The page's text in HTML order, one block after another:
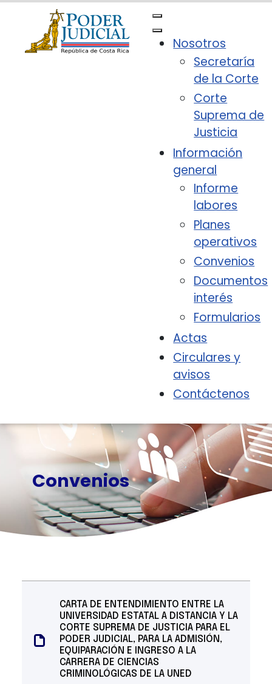
Nosotros
Secretaría
de la Corte
Corte
Suprema de
Justicia
Información
general
Informe
labores
Planes
operativos
Convenios
Documentos
interés
Formularios
Actas
Circulares y
avisos
Contáctenos
Convenios
CARTA DE ENTENDIMIENTO ENTRE LA
UNIVERSIDAD ESTATAL A DISTANCIA Y LA
CORTE SUPREMA DE JUSTICIA PARA EL
PODER JUDICIAL, PARA LA ADMISIÓN,
EQUIPARACIÓN E INGRESO A LA
CARRERA DE CIENCIAS
CRIMINOLÓGICAS DE LA UNED